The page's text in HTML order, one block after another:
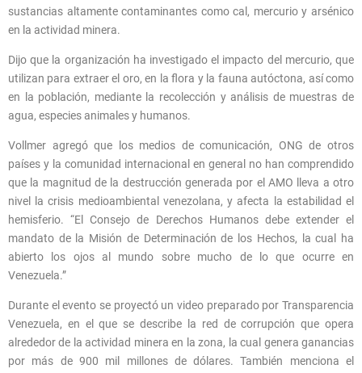
sustancias altamente contaminantes como cal, mercurio y arsénico
en la actividad minera.
Dijo que la organización ha investigado el impacto del mercurio, que
utilizan para extraer el oro, en la flora y la fauna autóctona, así como
en la población, mediante la recolección y análisis de muestras de
agua, especies animales y humanos.
Vollmer agregó que los medios de comunicación, ONG de otros
países y la comunidad internacional en general no han comprendido
que la magnitud de la destrucción generada por el AMO lleva a otro
nivel la crisis medioambiental venezolana, y afecta la estabilidad el
hemisferio. “El Consejo de Derechos Humanos debe extender el
mandato de la Misión de Determinación de los Hechos, la cual ha
abierto los ojos al mundo sobre mucho de lo que ocurre en
Venezuela.”
Durante el evento se proyectó un video preparado por Transparencia
Venezuela, en el que se describe la red de corrupción que opera
alrededor de la actividad minera en la zona, la cual genera ganancias
por más de 900 mil millones de dólares. También menciona el